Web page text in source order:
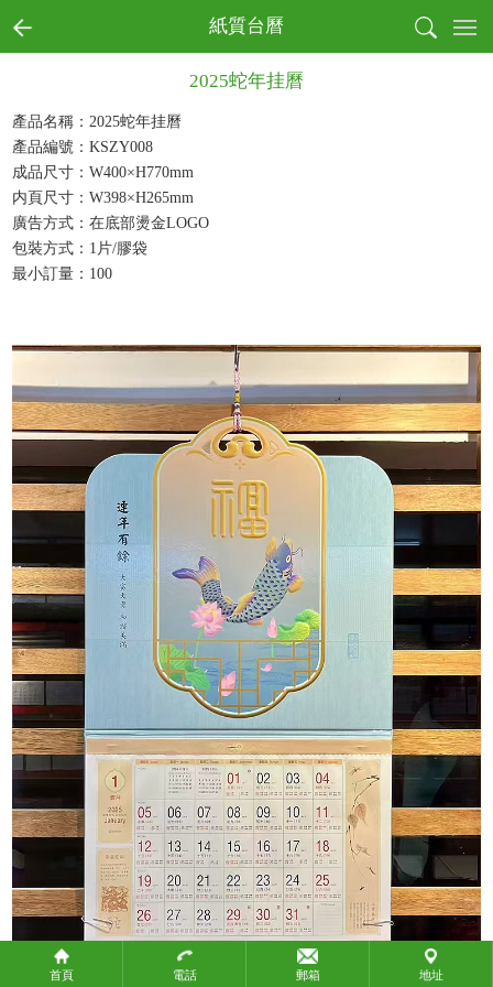
首页
全部商品分類
書寫
文創產品
成功案例
商業客戶
個人用戶
教育團體
社會團體
關於攜手
關於攜手
聯繫我們
聯繫我們
付款方式
付款方式
常見問題
產品標準
知識產權
物流方式
生產時間
紙質台曆
2025蛇年挂曆
產品名稱：2025蛇年挂曆
產品編號：KSZY008
成品尺寸：W400×H770mm
内頁尺寸：W398×H265mm
廣告方式：在底部燙金LOGO
包裝方式：1片/膠袋
最小訂量：100
首頁 電話 郵箱 地址